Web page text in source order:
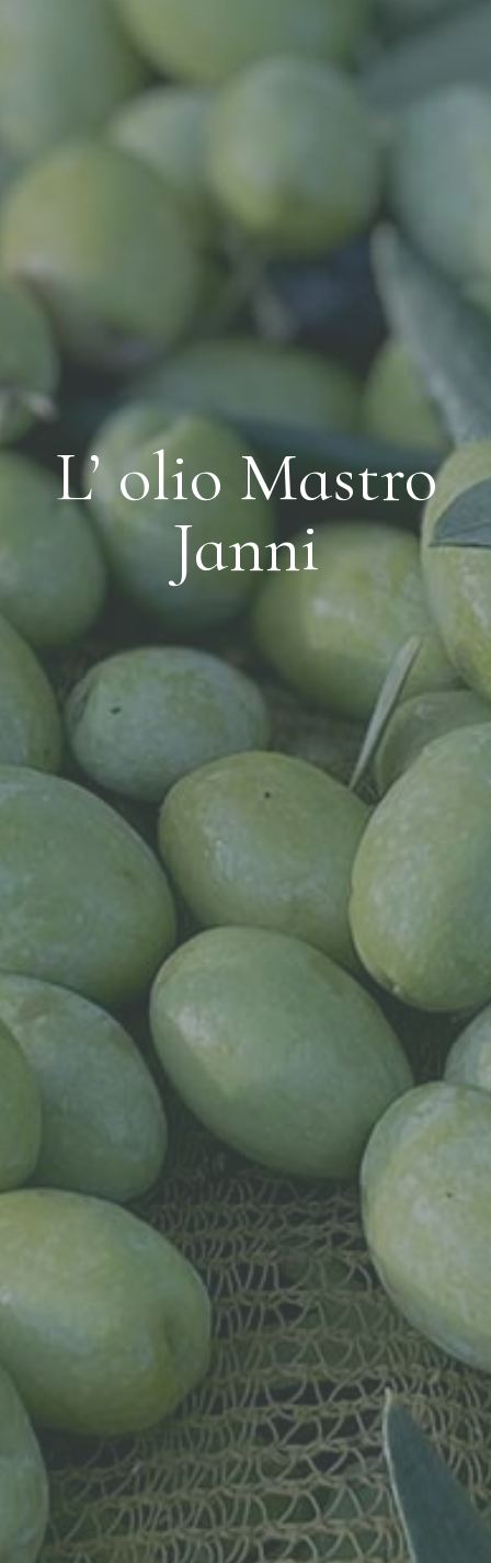
L’ olio Mastro
Janni